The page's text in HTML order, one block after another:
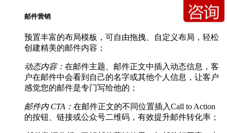
邮件营销
预置丰富的布局模板，可自由拖拽、自定义布局，轻松
创建精美的邮件内容；
动态内容： 在邮件主题、邮件正文中插入动态信息，客
户在邮件中会看到自己的名字或其他个人信息，让客户
感觉您的邮件是专门写给他的；
邮件内 CTA： 在邮件正文的不同位置插入Call to Action
的按钮、链接或公众号二维码，有效提升邮件转化率；